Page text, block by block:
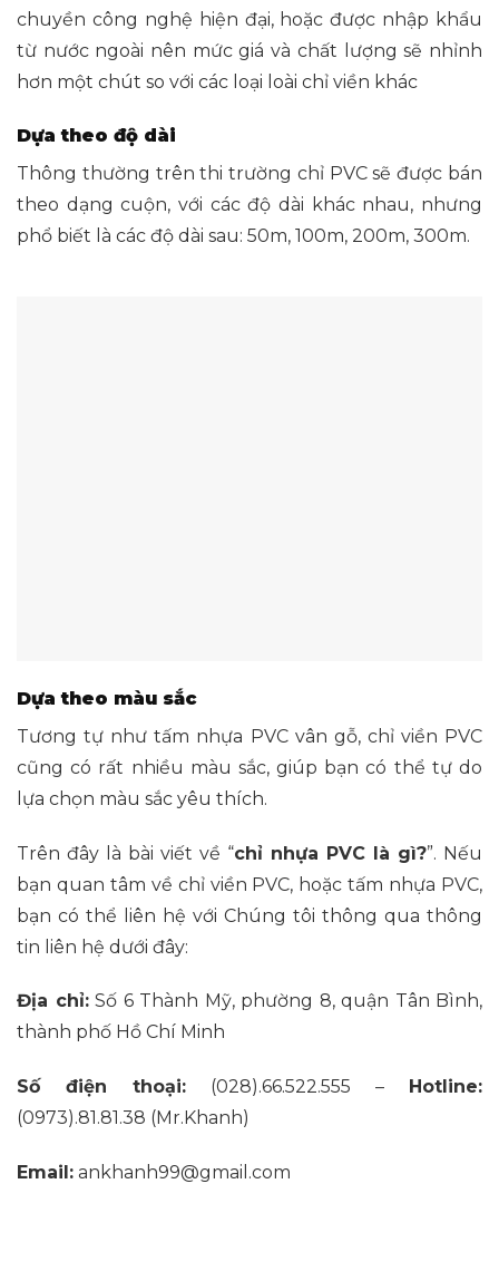
chuyền công nghệ hiện đại, hoặc được nhập khẩu
từ nước ngoài nên mức giá và chất lượng sẽ nhỉnh
hơn một chút so với các loại loài chỉ viền khác
Dựa theo độ dài
Thông thường trên thi trường chỉ PVC sẽ được bán
theo dạng cuộn, với các độ dài khác nhau, nhưng
phổ biết là các độ dài sau: 50m, 100m, 200m, 300m.
Dựa theo màu sắc
Tương tự như tấm nhựa PVC vân gỗ, chỉ viền PVC
cũng có rất nhiều màu sắc, giúp bạn có thể tự do
lựa chọn màu sắc yêu thích.
Trên đây là bài viết về “chỉ nhựa PVC là gì?”. Nếu
bạn quan tâm về chỉ viền PVC, hoặc tấm nhựa PVC,
bạn có thể liên hệ với Chúng tôi thông qua thông
tin liên hệ dưới đây:
Địa chỉ: Số 6 Thành Mỹ, phường 8, quận Tân Bình,
thành phố Hồ Chí Minh
Số điện thoại: (028).66.522.555 –
Hotline:
(0973).81.81.38 (Mr.Khanh)
Email: ankhanh99@gmail.com